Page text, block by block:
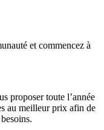
et commencez à
proposer toute l’année
au meilleur prix afin de